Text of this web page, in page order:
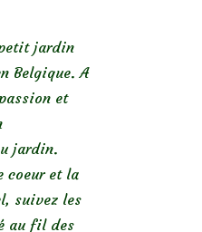
jardin
Belgique. A
et
jardin.
coeur et la
suivez les
au fil des